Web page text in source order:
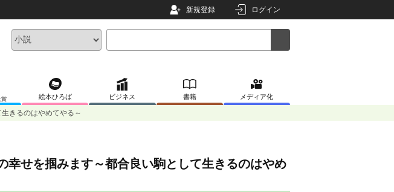
新規登録 ログイン
賞
絵本ひろば ビジネス 書籍 メディア化
きるのはやめてやる～
幸せを掴みます～都合良い駒として生きるのはやめ